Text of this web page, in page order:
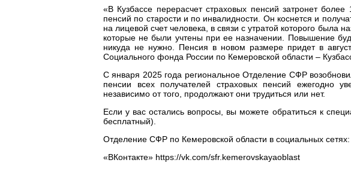
«В Кузбассе перерасчет страховых пенсий затронет
пенсий по старости и по инвалидности. Он коснется и
на лицевой счет человека, в связи с утратой которого была
которые не были учтены при ее назначении. Повышение
никуда не нужно. Пенсия в новом размере придет в
Социального фонда России по Кемеровской области –
С января 2025 года региональное Отделение СФР
пенсии всех получателей страховых пенсий ежегодно
независимо от того, продолжают они трудиться или нет.
Если у вас остались вопросы, вы можете обратиться к
бесплатный).
Отделение СФР по Кемеровской области в социальных сетях:
«ВКонтакте» https://vk.com/sfr.kemerovskayaoblast